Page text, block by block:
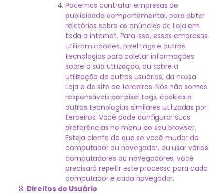
Podemos contratar empresas de
publicidade comportamental, para obter
relatórios sobre os anúncios da Loja em
toda a internet. Para isso, essas empresas
utilizam cookies, pixel tags e outras
tecnologias para coletar informações
sobre a sua utilização, ou sobre a
utilização de outros usuários, da nossa
Loja e de site de terceiros. Nós não somos
responsáveis por pixel tags, cookies e
outras tecnologias similares utilizadas por
terceiros. Você pode configurar suas
preferências no menu do seu browser.
Esteja ciente de que se você mudar de
computador ou navegador, ou usar vários
computadores ou navegadores, você
precisará repetir este processo para cada
computador e cada navegador.
Direitos do Usuário